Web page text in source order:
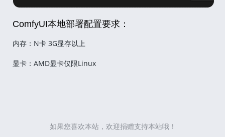
ComfyUI本地部署配置要求：
内存：N卡 3G显存以上
显卡：AMD显卡仅限Linux
如果您喜欢本站，欢迎捐赠支持本站哦！